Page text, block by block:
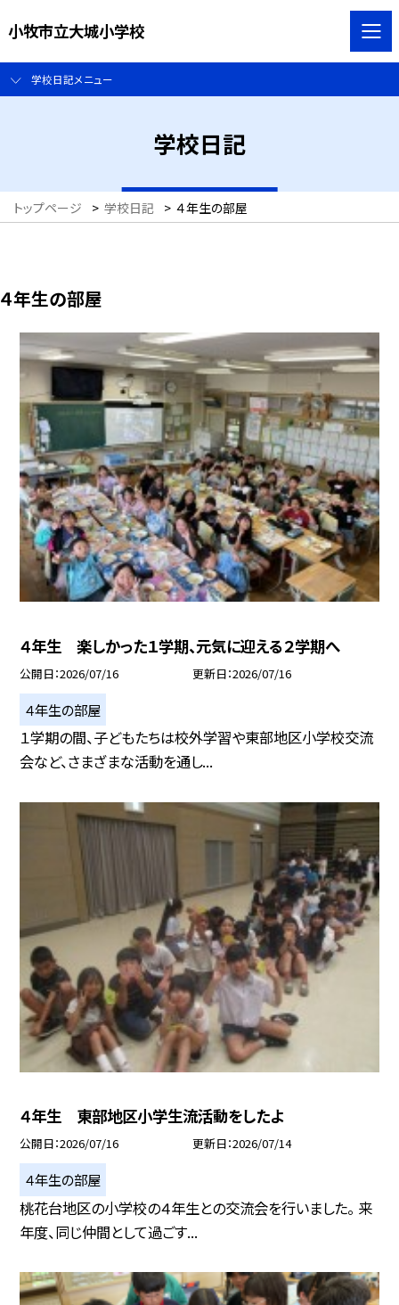
小牧市立大城小学校
学校日記メニュー
学校日記
トップページ > 学校日記 > ４年生の部屋
４年生の部屋
４年生 楽しかった１学期、元気に迎える２学期へ
公開日 2026/07/16 更新日 2026/07/16
４年生の部屋
１学期の間、子どもたちは校外学習や東部地区小学校交流
会など、さまざまな活動を通し...
４年生 東部地区小学生流活動をしたよ
公開日 2026/07/16 更新日 2026/07/14
４年生の部屋
桃花台地区の小学校の４年生との交流会を行いました。 来
年度、同じ仲間として過ごす...